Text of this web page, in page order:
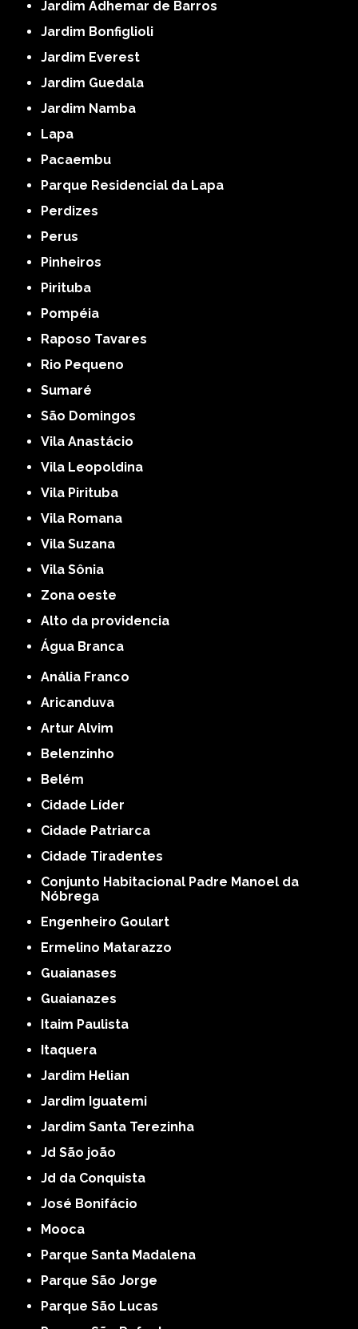
Jardim Adhemar de Barros
Jardim Bonfiglioli
Jardim Everest
Jardim Guedala
Jardim Namba
Lapa
Pacaembu
Parque Residencial da Lapa
Perdizes
Perus
Pinheiros
Pirituba
Pompéia
Raposo Tavares
Rio Pequeno
Sumaré
São Domingos
Vila Anastácio
Vila Leopoldina
Vila Pirituba
Vila Romana
Vila Suzana
Vila Sônia
Zona oeste
alto da providencia
Água Branca
Anália Franco
Aricanduva
Artur Alvim
Belenzinho
Belém
Cidade Líder
Cidade Patriarca
Cidade Tiradentes
Conjunto Habitacional Padre Manoel da
Nóbrega
Engenheiro Goulart
Ermelino Matarazzo
Guaianases
Guaianazes
Itaim Paulista
Itaquera
Jardim Helian
Jardim Iguatemi
Jardim Santa Terezinha
Jd São joão
Jd da Conquista
José Bonifácio
Mooca
Parque Santa Madalena
Parque São Jorge
Parque São Lucas